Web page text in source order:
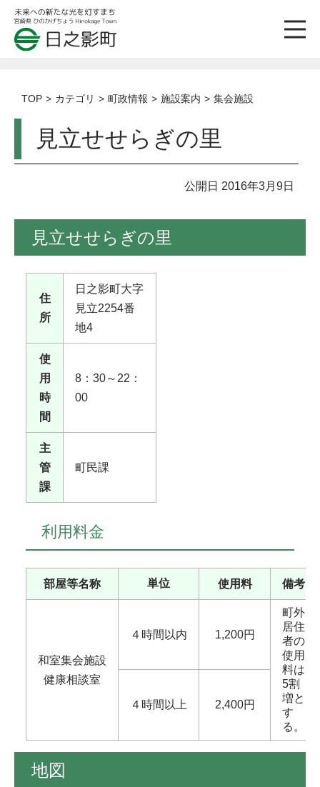
TOP カテゴリ 町政情報 施設案内 集会施設
見立せせらぎの里
公開日 2016年3月9日
見立せせらぎの里
住
所
日之影町大字
見立2254番
地4
使
用
時
間
8：30～22：
00
主
管
課
町民課
利用料金
部屋等名称 単位 使用料 備考
和室集会施設
健康相談室
４時間以内 1,200円
町外
居住
者の
使用
料は
5割
増と
す
る。
４時間以上 2,400円
地図